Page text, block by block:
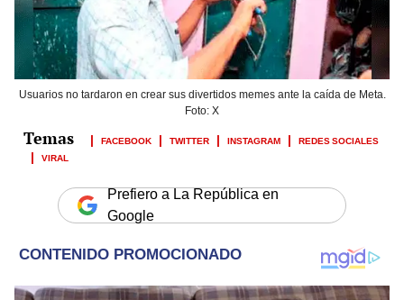
Usuarios no tardaron en crear sus divertidos memes ante la caída de Meta.
Foto: X
FACEBOOK TWITTER INSTAGRAM
REDES SOCIALES
VIRAL
Prefiero a La República en
Google